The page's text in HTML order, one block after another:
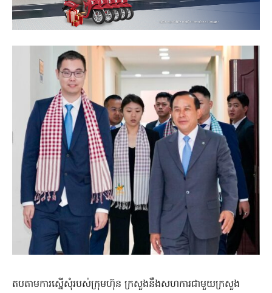
តបតាមការស្នើសុំរបស់ក្រុមហ៊ុន ក្រសួងនឹងសហការជាមួយក្រសួង